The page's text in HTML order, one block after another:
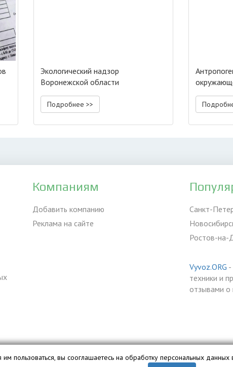
Экологический надзор
Воронежской области
Подробнее >>
Компаниям
Добавить компанию
Реклама на сайте
Санкт-
Ростов-на-
Vyvoz.ORG -
техники и
отзывами о
им пользоваться, вы сооглашаетесь на обработку персональных данных